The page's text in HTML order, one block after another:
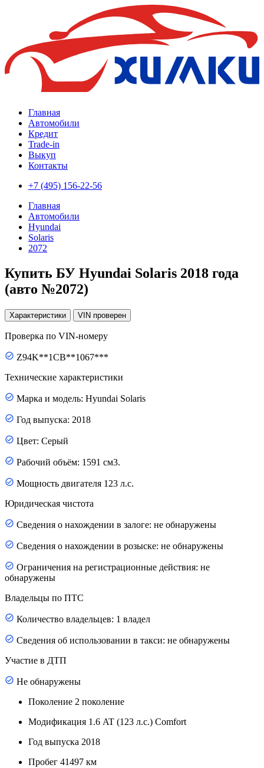
Главная
Автомобили
Кредит
Trade-in
Выкуп
Контакты
+7 (495) 156-22-56
Главная
Автомобили
Hyundai
Solaris
2072
Купить БУ Hyundai Solaris 2018 года
(авто №2072)
Характеристики VIN проверен
Проверка по VIN-номеру
Z94K**1CB**1067***
Технические характеристики
Марка и модель: Hyundai Solaris
Год выпуска: 2018
Цвет: Серый
Рабочий объём: 1591 см3.
Мощность двигателя 123 л.с.
Юридическая чистота
Сведения о нахождении в залоге: не обнаружены
Сведения о нахождении в розыске: не обнаружены
Ограничения на регистрационные действия: не
обнаружены
Владельцы по ПТС
Количество владельцев: 1 владел
Сведения об использовании в такси: не обнаружены
Участие в ДТП
Не обнаружены
Поколение 2 поколение
Модификация 1.6 AT (123 л.с.) Comfort
Год выпуска 2018
Пробег 41497 км